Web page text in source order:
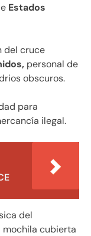
Estados
del cruce
personal de
obscuros.
para
ilegal.
del
mochila cubierta